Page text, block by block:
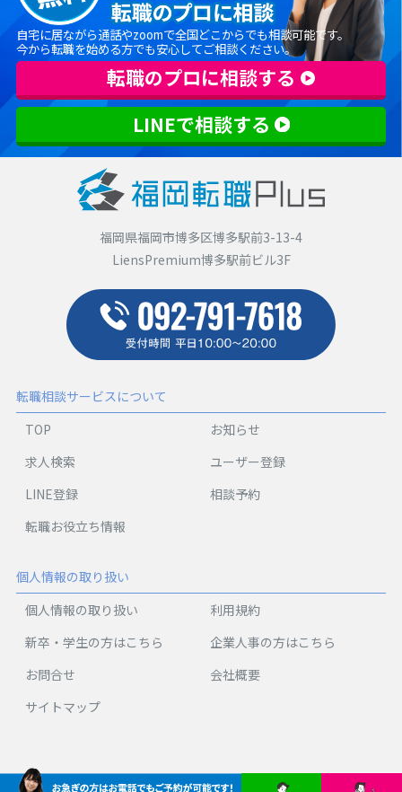
自宅に居ながら通話やzoomで全国どこからでも相談可能です。
今から転職を始める方でも安心してご相談ください。
転職のプロに相談する
LINEで相談する
福岡県福岡市博多区博多駅前3-13-4
LiensPremium博多駅前ビル3F
転職相談サービスについて
TOP
お知らせ
求人検索
ユーザー登録
LINE登録
相談予約
転職お役立ち情報
個人情報の取り扱い
個人情報の取り扱い
利用規約
新卒・学生の方はこちら
企業人事の方はこちら
お問合せ
会社概要
サイトマップ